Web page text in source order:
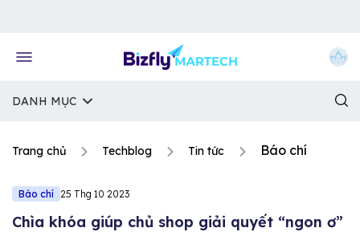
DANH MỤC
Trang chủ Techblog Tin tức Báo chí
Báo chí 25 Thg 10 2023
Chìa khóa giúp chủ shop giải quyết “ngon ơ”